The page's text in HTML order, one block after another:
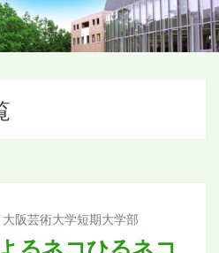
大阪芸術大学短期大学部